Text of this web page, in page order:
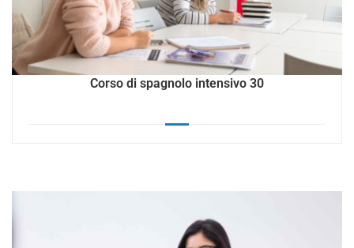
Corso di spagnolo intensivo 30